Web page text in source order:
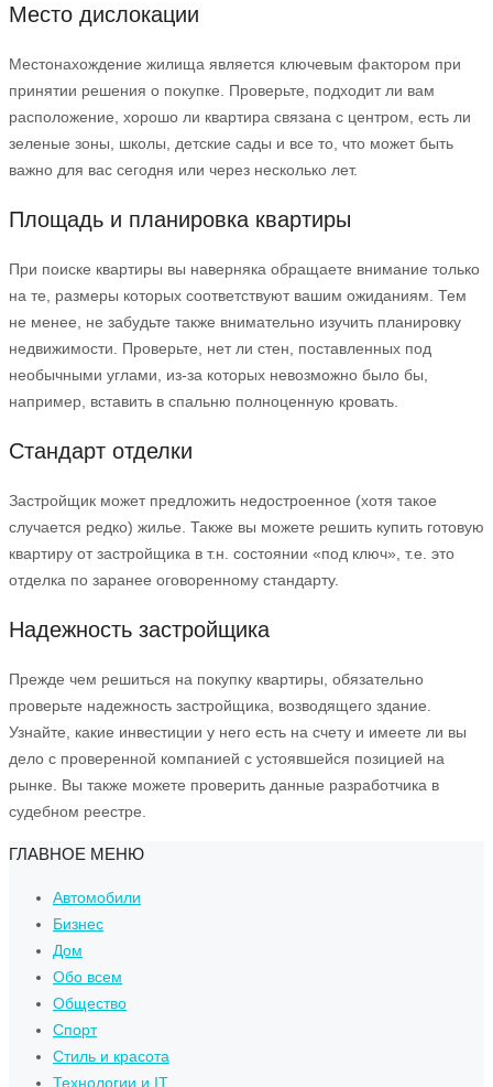
Место дислокации
Местонахождение жилища является ключевым фактором при
принятии решения о покупке. Проверьте, подходит ли вам
расположение, хорошо ли квартира связана с центром, есть ли
зеленые зоны, школы, детские сады и все то, что может быть
важно для вас сегодня или через несколько лет.
Площадь и планировка квартиры
При поиске квартиры вы наверняка обращаете внимание только
на те, размеры которых соответствуют вашим ожиданиям. Тем
не менее, не забудьте также внимательно изучить планировку
недвижимости. Проверьте, нет ли стен, поставленных под
необычными углами, из-за которых невозможно было бы,
например, вставить в спальню полноценную кровать.
Стандарт отделки
Застройщик может предложить недостроенное (хотя такое
случается редко) жилье. Также вы можете решить купить готовую
квартиру от застройщика в т.н. состоянии «под ключ», т.е. это
отделка по заранее оговоренному стандарту.
Надежность застройщика
Прежде чем решиться на покупку квартиры, обязательно
проверьте надежность застройщика, возводящего здание.
Узнайте, какие инвестиции у него есть на счету и имеете ли вы
дело с проверенной компанией с устоявшейся позицией на
рынке. Вы также можете проверить данные разработчика в
судебном реестре.
ГЛАВНОЕ МЕНЮ
Автомобили
Бизнес
Дом
Обо всем
Общество
Спорт
Стиль и красота
Технологии и IT